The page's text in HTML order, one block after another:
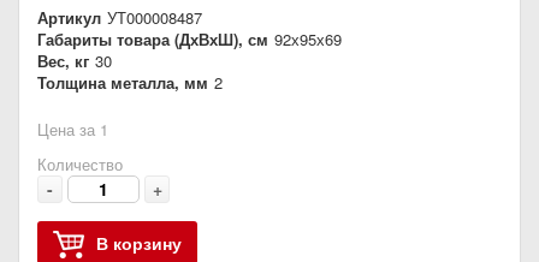
Артикул УТ000008487
Габариты товара (ДхВхШ), см 92х95х69
Вес, кг 30
Толщина металла, мм 2
Цена за 1
Количество
- +
В корзину